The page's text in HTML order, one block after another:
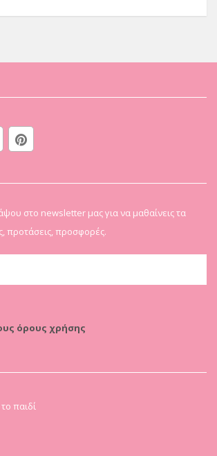
στο newsletter μας για να μαθαίνεις τα
προτάσεις, προσφορές.
όρους χρήσης
παιδί